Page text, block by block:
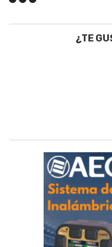
¿TE